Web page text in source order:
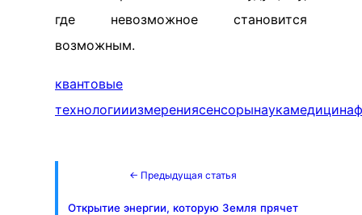
где невозможное становится
возможным.
квантовые
технологииизмерениясенсорынаукамедицина
← Предыдущая статья
Открытие энергии, которую Земля прячет